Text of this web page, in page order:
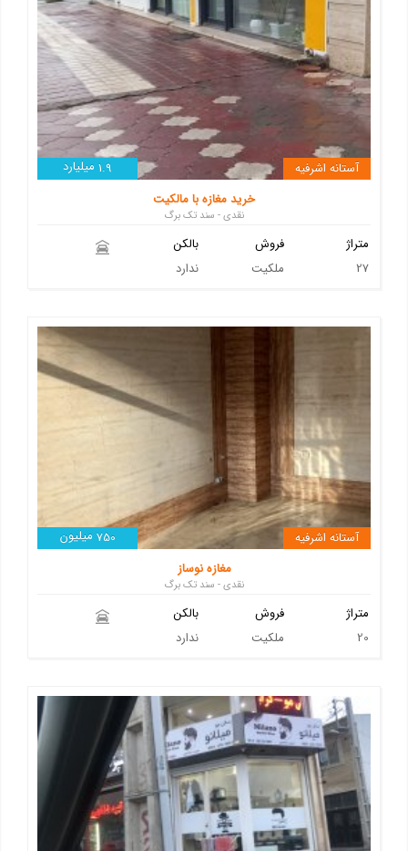
1.9 میلیارد
آستانه اشرفیه
خرید مغازه با مالکیت
نقدی - سند تک برگ
بالکن
ندارد
فروش
ملکیت
متراژ
27
750 میلیون
آستانه اشرفیه
مغازه نوساز
نقدی - سند تک برگ
بالکن
ندارد
فروش
ملکیت
متراژ
20